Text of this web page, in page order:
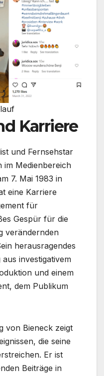
Karriere
und Fernsehstar
im Medienbereich
7. Mai 1983 in
eine Karriere
für
Gespür für die
verändernden
herausragendes
investigativem
und einem
dem Publikum
von Bieneck zeigt
die seine
Er ist
Beiträge in